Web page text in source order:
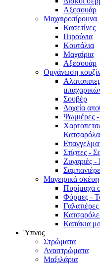
Αξεσουάρ
Μαχαιροπίρουνα
Κασετίνες
Πιρούνια
Κουτάλια
Μαχαίρια
Αξεσουάρ
Οργάνωση
Σουβέρ
Δοχεία
Ψωμιέρες -
Στίφτες -
Ζυγαριές
Μαγειρικά σκέυη
Πυρίμαχα
Φόρμες -
Καπάκια
Ύπνος
Στρώματα
Αναστρώματα
Μαξιλάρια